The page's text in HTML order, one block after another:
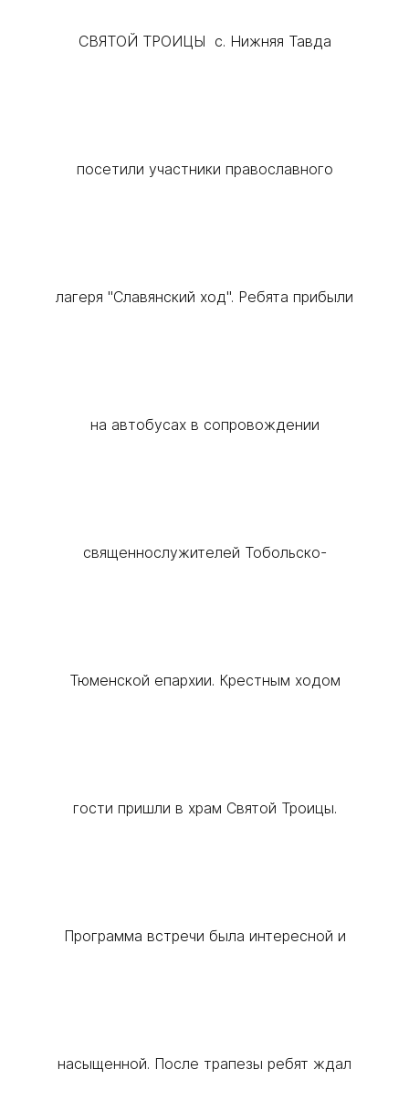
СВЯТОЙ ТРОИЦЫ с. Нижняя Тавда
посетили участники православного
лагеря "Славянский ход". Ребята прибыли
на автобусах в сопровождении
священнослужителей Тобольско-
Тюменской епархии. Крестным ходом
гости пришли в храм Святой Троицы.
Программа встречи была интересной и
насыщенной. После трапезы ребят ждал